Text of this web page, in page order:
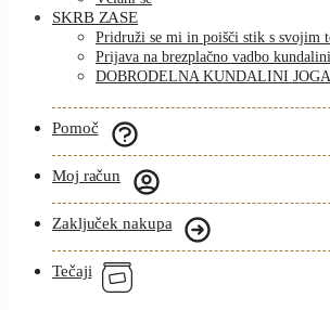
SKRB ZASE
Pridruži se mi in poišči stik s svojim
Prijava na brezplačno vadbo
DOBRODELNA KUNDALINI JOGA
Pomoč
Moj račun
Zaključek nakupa
Tečaji